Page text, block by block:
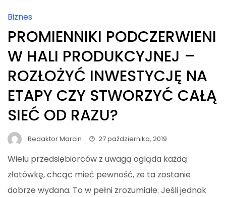
Biznes
PROMIENNIKI PODCZERWIENI
W HALI PRODUKCYJNEJ –
ROZŁOŻYĆ INWESTYCJĘ NA
ETAPY CZY STWORZYĆ CAŁĄ
SIEĆ OD RAZU?
Redaktor Marcin 27 października, 2019
Wielu przedsiębiorców z uwagą ogląda każdą
złotówkę, chcąc mieć pewność, że ta zostanie
dobrze wydana. To w pełni zrozumiałe. Jeśli jednak